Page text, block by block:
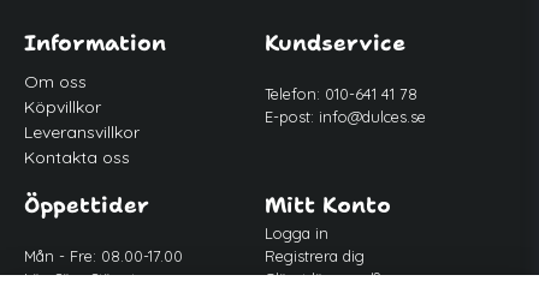
Information
Om oss
Köpvillkor
Leveransvillkor
Kontakta oss
Kundservice
Telefon: 010-641 41 78
E-post: info@dulces.se
Öppettider
Mån - Fre: 08.00-17.00
Lör-Sön: Stängt
Mitt Konto
Logga in
Registrera dig
Glömt lösenord?